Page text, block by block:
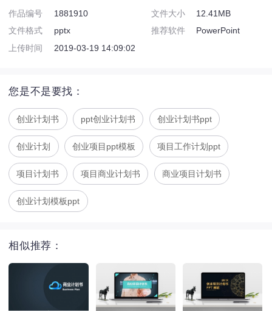
作品编号 1881910 文件大小
12.41MB
文件格式
pptx 推荐软件
PowerPoint
上传时间
2019-03-19 14:09:02
您是不是要找：
创业计划书 ppt创业计划书 创业计划书ppt
创业计划 创业项目ppt模板 项目工作计划ppt
项目计划书 项目商业计划书 商业项目计划书
创业计划模板ppt
相似推荐：